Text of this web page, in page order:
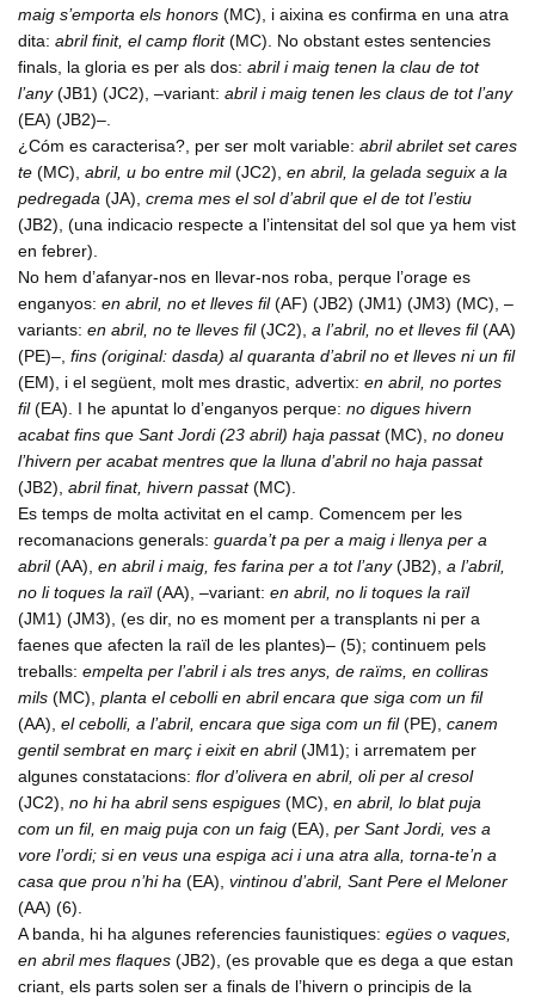
maig s’emporta els honors (MC), i aixina es confirma en una atra
dita: abril finit, el camp florit(MC). No obstant estes sentencies
finals, la gloria es per als dos: abril i maig tenen la clau de tot
l’any(JB1) (JC2), –variant: abril i maig tenen les claus de tot l’any
(EA) (JB2)–.
¿Cóm es caracterisa?, per ser molt variable: abril abrilet set cares
te (MC), abril, u bo entre mil(JC2), en abril, la gelada seguix a la
pedregada (JA), crema mes el sol d’abril que el de tot l’estiu
(JB2), (una indicacio respecte a l’intensitat del sol que ya hem vist
en febrer).
No hem d’afanyar-nos en llevar-nos roba, perque l’orage es
enganyos: en abril, no et lleves fil(AF) (JB2) (JM1) (JM3) (MC), –
variants: en abril, no te lleves fil(JC2), a l’abril, no et lleves fil(AA)
(PE)–, fins (original: dasda) al quaranta d’abril no et lleves ni un fil
(EM), i el següent, molt mes drastic, advertix: en abril, no portes
fil(EA). I he apuntat lo d’enganyos perque: no digues hivern
acabat fins que Sant Jordi (23 abril) haja passat(MC), no doneu
l’hivern per acabat mentres que la lluna d’abril no haja passat
(JB2), abril finat, hivern passat(MC).
Es temps de molta activitat en el camp. Comencem per les
recomanacions generals: guarda’t pa per a maig i llenya per a
abril(AA), en abril i maig, fes farina per a tot l’any(JB2), a l’abril,
no li toques la raïl(AA), –variant: en abril, no li toques la raïl
(JM1) (JM3), (es dir, no es moment per a transplants ni per a
faenes que afecten la raïl de les plantes)– (5); continuem pels
treballs: empelta per l’abril i als tres anys, de raïms, en colliras
mils (MC), planta el cebolli en abril encara que siga com un fil
(AA), el cebolli, a l’abril, encara que siga com un fil(PE), canem
gentil sembrat en març i eixit en abril(JM1); i arrematem per
algunes constatacions: flor d’olivera en abril, oli per al cresol
(JC2), no hi ha abril sens espigues (MC), en abril, lo blat puja
com un fil, en maig puja con un faig (EA), per Sant Jordi, ves a
vore l’ordi; si en veus una espiga aci i una atra alla, torna-te’n a
casa que prou n’hi ha (EA), vintinou d’abril, Sant Pere el Meloner
(AA) (6).
A banda, hi ha algunes referencies faunistiques: egües o vaques,
en abril mes flaques (JB2), (es provable que es dega a que estan
criant, els parts solen ser a finals de l’hivern o principis de la